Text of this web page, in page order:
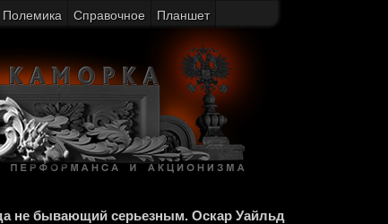
не бывающий серьезным. Оскар Уайльд
Полемика Справочное Планшет